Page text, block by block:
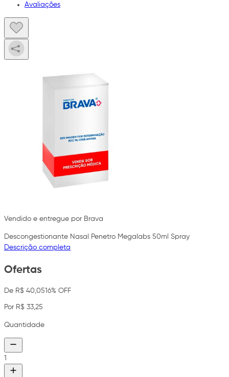
Avaliações
Vendido e entregue por Brava
Descongestionante Nasal Penetro Megalabs 50ml Spray
Descrição completa
Ofertas
De R$ 40,0516% OFF
Por R$ 33,25
Quantidade
1